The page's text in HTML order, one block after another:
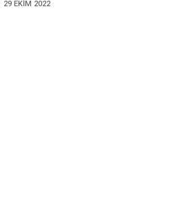
29 EKIM 2022